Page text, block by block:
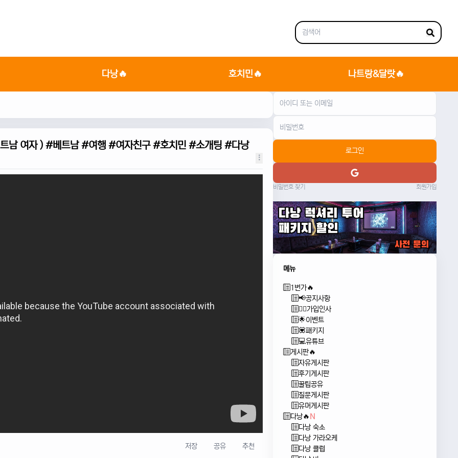
다낭🔥 호치민🔥 나트랑&달랏🔥
남 여자 ) #베트남 #여행 #여자친구 #호치민 #소개팅 #다낭
저장 공유 추천
로그인
비밀번호 찾기 회원가입
메뉴
1번가🔥
📢공지사항
🙇‍♂️가입인사
🌟이벤트
💟패키지
💻유튜브
게시판🔥
자유게시판
후기게시판
꿀팁공유
질문게시판
유머게시판
다낭🔥 N
다낭 숙소
다낭 가라오케
다낭 클럽